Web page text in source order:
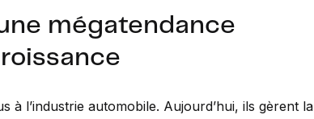
mégatendance
à l’industrie automobile. Aujourd’hui, ils gèrent la